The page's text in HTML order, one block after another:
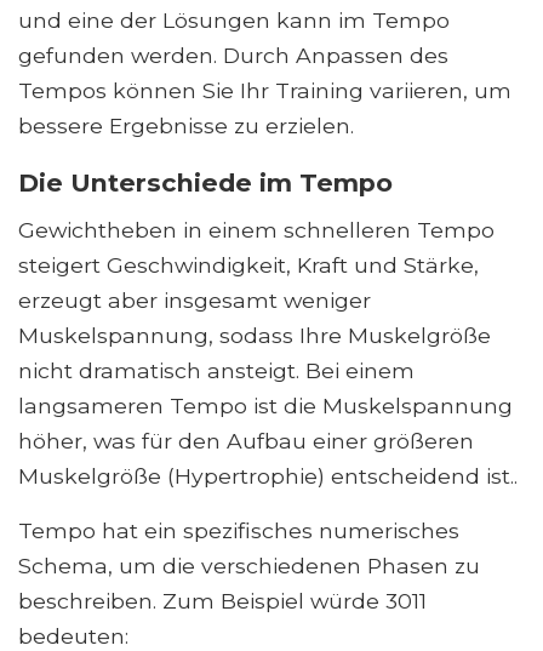
und eine der Lösungen kann im Tempo
gefunden werden. Durch Anpassen des
Tempos können Sie Ihr Training variieren, um
bessere Ergebnisse zu erzielen.
Die Unterschiede im Tempo
Gewichtheben in einem schnelleren Tempo
steigert Geschwindigkeit, Kraft und Stärke,
erzeugt aber insgesamt weniger
Muskelspannung, sodass Ihre Muskelgröße
nicht dramatisch ansteigt. Bei einem
langsameren Tempo ist die Muskelspannung
höher, was für den Aufbau einer größeren
Muskelgröße (Hypertrophie) entscheidend ist..
Tempo hat ein spezifisches numerisches
Schema, um die verschiedenen Phasen zu
beschreiben. Zum Beispiel würde 3011
bedeuten: